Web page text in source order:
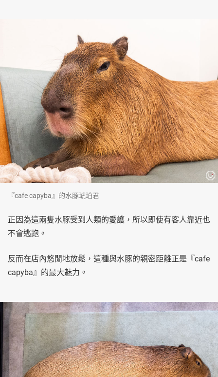
『cafe capyba』的水豚琥珀君
正因為這兩隻水豚受到人類的愛護，所以即使有客人靠近也
不會逃跑。
反而在店內悠閒地放鬆，這種與水豚的親密距離正是『cafe
capyba』的最大魅力。